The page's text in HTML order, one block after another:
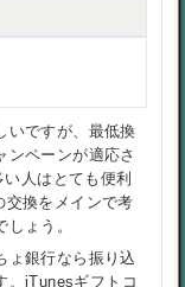
いですが、最低換
ンペーンが適応さ
人はとても便利
換をメインで考
ょう。
ょ銀行なら振り込
。iTunesギフトコ